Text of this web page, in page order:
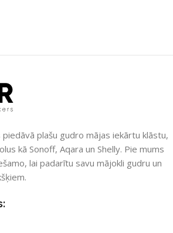
Wi-Fi PIEEJAMS UZREIZ Jā
1
plašu gudro mājas iekārtu klāstu,
kā Sonoff, Aqara un Shelly. Pie mums
lai padarītu savu mājokli gudru un